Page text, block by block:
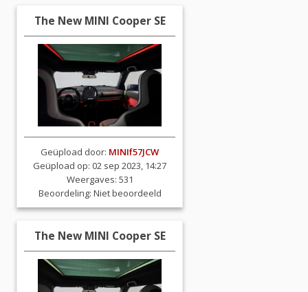
The New MINI Cooper SE
Geüpload door: MINIf57JCW
Geüpload op: 02 sep 2023, 14:27
Weergaves: 531
Beoordeling: Niet beoordeeld
The New MINI Cooper SE